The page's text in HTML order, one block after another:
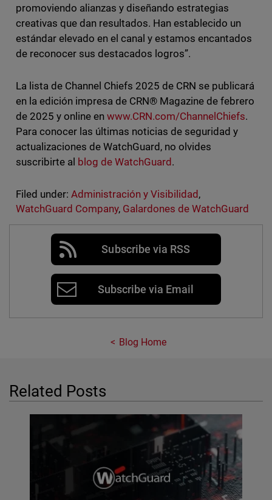
promoviendo alianzas y diseñando estrategias
creativas que dan resultados. Han establecido un
estándar elevado en el canal y estamos encantados
de reconocer sus destacados logros”.
La lista de Channel Chiefs 2025 de CRN se publicará
en la edición impresa de CRN® Magazine de febrero
de 2025 y online en www.CRN.com/ChannelChiefs.
Para conocer las últimas noticias de seguridad y
actualizaciones de WatchGuard, no olvides
suscribirte al blog de WatchGuard .
Filed under: Administración y Visibilidad ,
WatchGuard Company, Galardones de WatchGuard
Subscribe via RSS
Subscribe via Email
Blog Home
Related Posts